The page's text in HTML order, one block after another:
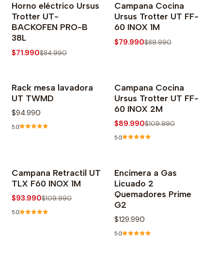
-15% OFF
Horno eléctrico Ursus
Trotter UT-
BACKOFEN PRO-B
38L
$71.990$84.990
-11% OFF
Campana Cocina
Ursus Trotter UT FF-
60 INOX 1M
$79.990$89.990
Rack mesa lavadora
UT TWMD
$94.990
5.0
-18% OFF
Campana Cocina
Ursus Trotter UT FF-
60 INOX 2M
$89.990$109.990
5.0
-15% OFF
Agotado
Campana Retractil UT
TLX F60 INOX 1M
$93.990$109.990
5.0
Encimera a Gas
Licuado 2
Quemadores Prime
G2
$129.990
5.0